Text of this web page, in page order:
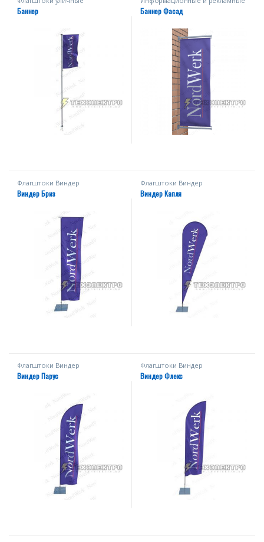
Баннер конструкции
Баннер Фасад
Флагштоки Виндер
Виндер Бриз
Флагштоки Виндер
Виндер Капля
Флагштоки Виндер
Виндер Парус
Флагштоки Виндер
Виндер Флекс